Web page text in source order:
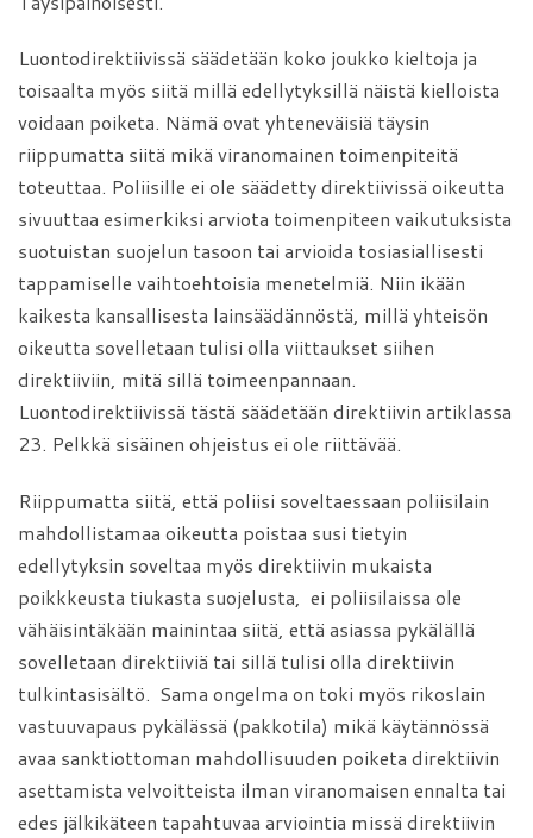
Luontodirektiivissä säädetään koko joukko kieltoja ja
toisaalta myös siitä millä edellytyksillä näistä kielloista
voidaan poiketa. Nämä ovat yhteneväisiä täysin
riippumatta siitä mikä viranomainen toimenpiteitä
toteuttaa. Poliisille ei ole säädetty direktiivissä oikeutta
sivuuttaa esimerkiksi arviota toimenpiteen vaikutuksista
suotuistan suojelun tasoon tai arvioida tosiasiallisesti
tappamiselle vaihtoehtoisia menetelmiä. Niin ikään
kaikesta kansallisesta lainsäädännöstä, millä yhteisön
oikeutta sovelletaan tulisi olla viittaukset siihen
direktiiviin, mitä sillä toimeenpannaan.
Luontodirektiivissä tästä säädetään direktiivin artiklassa
23. Pelkkä sisäinen ohjeistus ei ole riittävää.
Riippumatta siitä, että poliisi soveltaessaan poliisilain
mahdollistamaa oikeutta poistaa susi tietyin
edellytyksin soveltaa myös direktiivin mukaista
poikkkeusta tiukasta suojelusta, ei poliisilaissa ole
vähäisintäkään mainintaa siitä, että asiassa pykälällä
sovelletaan direktiiviä tai sillä tulisi olla direktiivin
tulkintasisältö. Sama ongelma on toki myös rikoslain
vastuuvapaus pykälässä (pakkotila) mikä käytännössä
avaa sanktiottoman mahdollisuuden poiketa direktiivin
asettamista velvoitteista ilman viranomaisen ennalta tai
edes jälkikäteen tapahtuvaa arviointia missä direktiivin